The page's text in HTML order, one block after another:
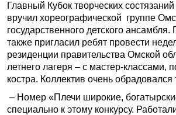
Главный Кубок творческих
вручил хореографической группе
государственного детского ансамбля.
также пригласил ребят провести
резиденции правительства Омской
летнего лагеря – с мастер-классами,
костра. Коллектив очень обрадовался
– Номер «Плечи широкие,
специально к этому конкурсу.